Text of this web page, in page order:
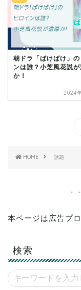
朝ドラ「ばけばけ」の
ンは誰？小芝風花説が
か！
2024
HOME 話題
本ページは広告プ
検索